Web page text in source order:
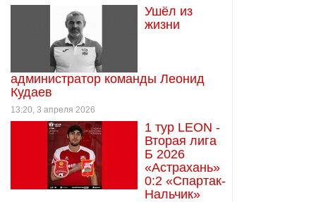
Ушёл из
жизни
администратор команды Леонид
Кудаев
13:20, 3 апреля 2026
1 тур LEON -
Вторая лига
Б 2026
«Астрахань»
0:2 «Спартак-
Нальчик»